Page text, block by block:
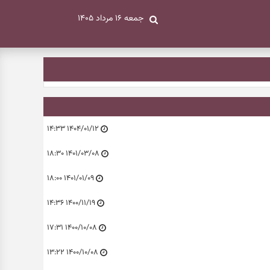
جمعه ۱۶ مرداد ۱۴۰۵
۱۴۰۴/۰۱/۱۲ ۱۴:۳۳
۱۴۰۱/۰۳/۰۸ ۱۸:۳۰
۱۴۰۱/۰۱/۰۹ ۱۸:۰۰
۱۴۰۰/۱۱/۱۹ ۱۴:۳۶
۱۴۰۰/۱۰/۰۸ ۱۷:۳۱
۱۴۰۰/۱۰/۰۸ ۱۳:۲۲